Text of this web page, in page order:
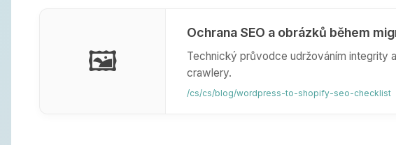
🖼️
Ochrana SEO a obrázků během
Technický průvodce udržováním integrity
crawlery.
/cs/cs/blog/wordpress-to-shopify-seo-checklist